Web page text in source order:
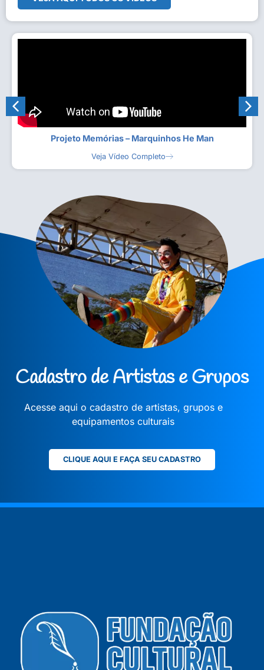
Projeto Memórias – Marquinhos He Man
Veja Vídeo Completo
Cadastro de Artistas e Grupos
Acesse aqui o cadastro de artistas, grupos e
equipamentos culturais
CLIQUE AQUI E FAÇA SEU CADASTRO